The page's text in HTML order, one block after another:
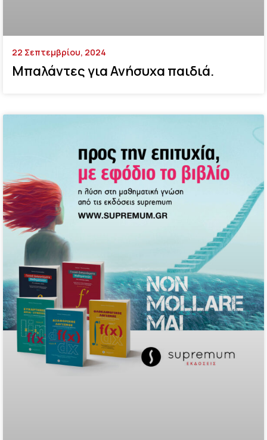
Μπαλάντες για Ανήσυχα παιδιά.
22 Σεπτεμβρίου, 2024